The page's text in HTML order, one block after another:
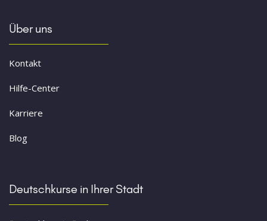
Über uns
Kontakt
Hilfe-Center
Karriere
Blog
Deutschkurse in Ihrer Stadt